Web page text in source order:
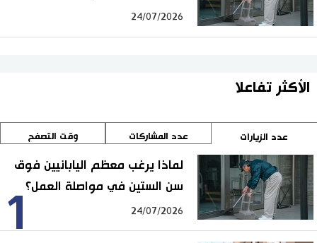
24/07/2026
الأكثر تفاعلا
عدد الزيارات عدد المشاركات وقت التصفح
1
لماذا يرغب معظم اليابانيين فوق
سن الستين في مواصلة العمل؟
24/07/2026